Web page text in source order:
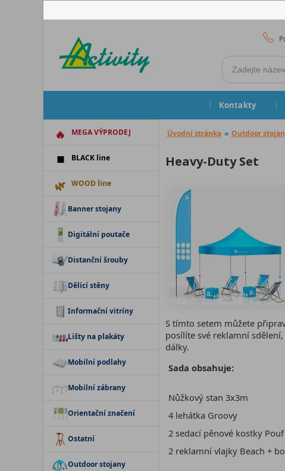
Kontakty
MEGA VÝPRODEJ
BLACK line
WOOD line
Banner stojany
Digitální poutače
Distanční šrouby
Dělící stěny
Informační vitríny
Lišty na plakáty
Mobilní podlahy
Mobilní zábrany
Orientační značení
Ostatní
Outdoor stojany
Úvodní stránka » Outdoor
Heavy-Duty Set
S tímto setem můžete
posílíte své reklamní
dálky.
Sada obsahuje:
Nůžkový stan 3x3m
4 lehátka Groovy
2 sedací pěnové kostky Pouf
2 reklamní vlajky Beach +